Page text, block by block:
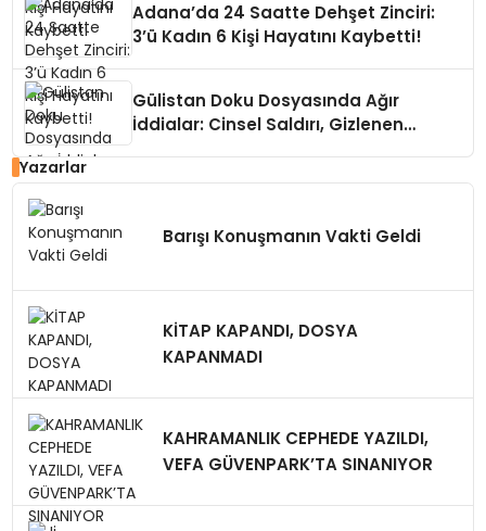
Adana’da 24 Saatte Dehşet Zinciri:
3’ü Kadın 6 Kişi Hayatını Kaybetti!
Gülistan Doku Dosyasında Ağır
İddialar: Cinsel Saldırı, Gizlenen
Yazarlar
Barışı Konuşmanın Vakti Geldi
KİTAP KAPANDI, DOSYA
KAPANMADI
KAHRAMANLIK CEPHEDE YAZILDI,
VEFA GÜVENPARK’TA SINANIYOR